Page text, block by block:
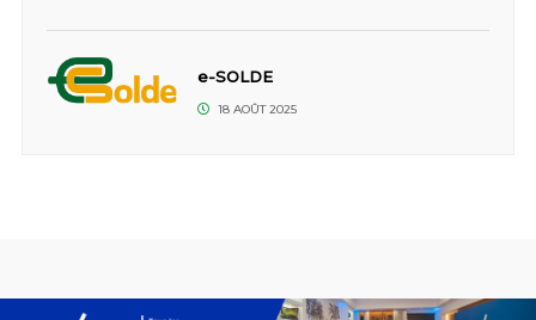
e-SOLDE
18 AOÛT 2025